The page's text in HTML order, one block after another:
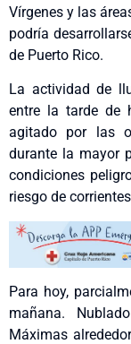
Vírgenes y las
podría
de Puerto Rico.
La actividad de
entre la tarde de
agitado por las
durante la mayor
condiciones
riesgo de
Para hoy,
mañana.
Máximas